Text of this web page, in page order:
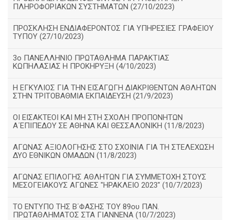
ΠΛΗΡΟΦΟΡΙΑΚΩΝ ΣΥΣΤΗΜΑΤΩΝ (27/10/2023)
ΠΡΟΣΚΛΗΣΗ ΕΝΔΙΑΦΕΡΟΝΤΟΣ ΓΙΑ ΥΠΗΡΕΣΙΕΣ ΓΡΑΦΕΙΟΥ
ΤΥΠΟΥ (27/10/2023)
3ο ΠΑΝΕΛΛΗΝΙΟ ΠΡΩΤΑΘΛΗΜΑ ΠΑΡΑΚΤΙΑΣ
ΚΩΠΗΛΑΣΙΑΣ Η ΠΡΟΚΗΡΥΞΗ (4/10/2023)
Η ΕΓΚΥΛΙΟΣ ΓΙΑ ΤΗΝ ΕΙΣΑΓΩΓΗ ΔΙΑΚΡΙΘΕΝΤΩΝ ΑΘΛΗΤΩΝ
ΣΤΗΝ ΤΡΙΤΟΒΑΘΜΙΑ ΕΚΠΑΙΔΕΥΣΗ (21/9/2023)
ΟΙ ΕΙΣΑΚΤΕΟΙ ΚΑΙ ΜΗ ΣΤΗ ΣΧΟΛΗ ΠΡΟΠΟΝΗΤΩΝ
Α΄ΕΠΙΠΕΔΟΥ ΣΕ ΑΘΗΝΑ ΚΑΙ ΘΕΣΣΑΛΟΝΙΚΗ (11/8/2023)
ΑΓΩΝΑΣ ΑΞΙΟΛΟΓΗΣΗΣ ΣΤΟ ΣΧΟΙΝΙΑ ΓΙΑ ΤΗ ΣΤΕΛΕΧΩΣΗ
ΔΥΟ ΕΘΝΙΚΩΝ ΟΜΑΔΩΝ (11/8/2023)
ΑΓΩΝΑΣ ΕΠΙΛΟΓΗΣ ΑΘΛΗΤΩΝ ΓΙΑ ΣΥΜΜΕΤΟΧΗ ΣΤΟΥΣ
ΜΕΣΟΓΕΙΑΚΟΥΣ ΑΓΩΝΕΣ "ΗΡΑΚΛΕΙΟ 2023" (10/7/2023)
ΤΟ ΕΝΤΥΠΟ ΤΗΣ Β΄ΦΑΣΗΣ ΤΟΥ 89ου ΠΑΝ.
ΠΡΩΤΑΘΛΗΜΑΤΟΣ ΣΤΑ ΓΙΑΝΝΕΝΑ (10/7/2023)